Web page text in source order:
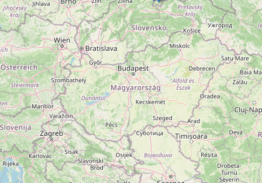
Grupa StudentNews.pl Sp. z o.o. i jej partnerzy